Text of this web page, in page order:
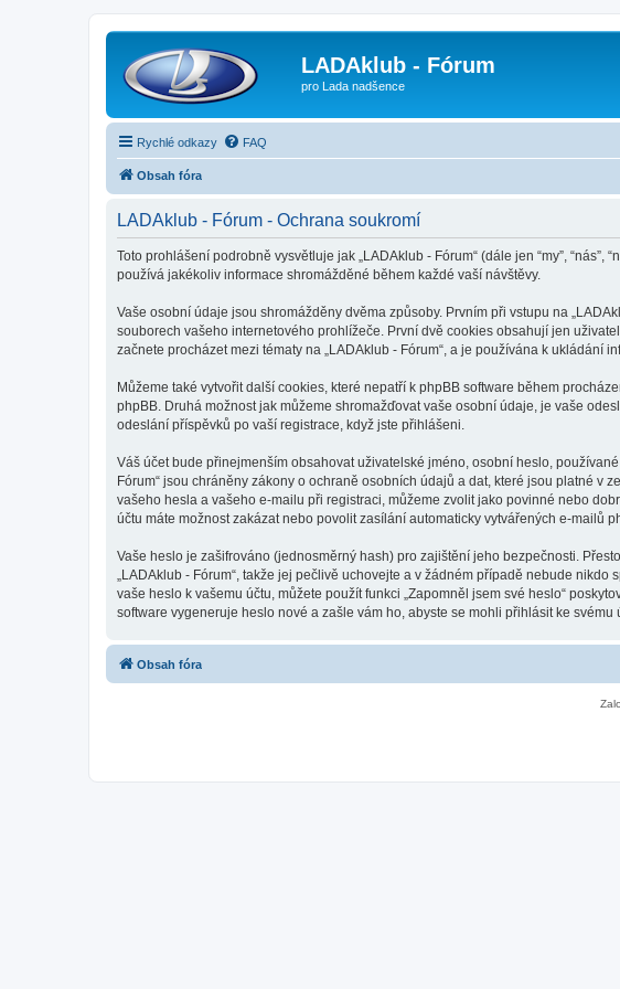
LADAklub - Fórum
pro Lada nadšence
Rychlé odkazy FAQ
Obsah fóra
LADAklub - Fórum - Ochrana soukromí
Toto prohlášení podrobně vysvětluje jak „LADAklub - Fórum“ (dále jen “my”, “nás”,
používá jakékoliv informace shromážděné během každé vaší návštěvy.
Vaše osobní údaje jsou shromážděny dvěma způsoby. Prvním při vstupu na
souborech vašeho internetového prohlížeče. První dvě cookies obsahují jen
začnete procházet mezi tématy na „LADAklub - Fórum“, a je používána k ukládání
Můžeme také vytvořit další cookies, které nepatří k phpBB software během
phpBB. Druhá možnost jak můžeme shromažďovat vaše osobní údaje, je vaše
odeslání příspěvků po vaší registrace, když jste přihlášeni.
Váš účet bude přinejmenším obsahovat uživatelské jméno, osobní heslo,
Fórum“ jsou chráněny zákony o ochraně osobních údajů a dat, které jsou platné v
vašeho hesla a vašeho e-mailu při registraci, můžeme zvolit jako povinné nebo
účtu máte možnost zakázat nebo povolit zasílání automaticky vytvářených e-mailů
Vaše heslo je zašifrováno (jednosměrný hash) pro zajištění jeho bezpečnosti.
„LADAklub - Fórum“, takže jej pečlivě uchovejte a v žádném případě nebude
vaše heslo k vašemu účtu, můžete použít funkci „Zapomněl jsem své heslo“
software vygeneruje heslo nové a zašle vám ho, abyste se mohli přihlásit ke svému
Obsah fóra